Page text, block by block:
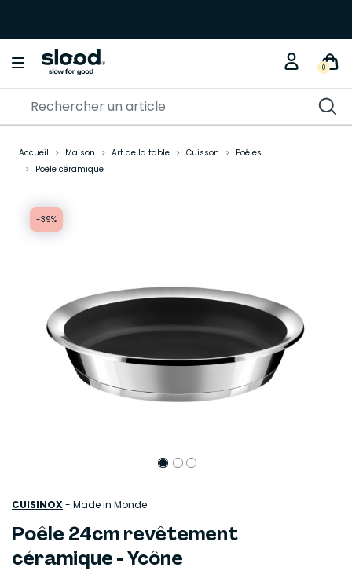
0
Accueil Maison Art de la table Cuisson
Poêles
Poêle céramique
-39%
CUISINOX - Made in Monde
Poêle 24cm revêtement
céramique - Ycône